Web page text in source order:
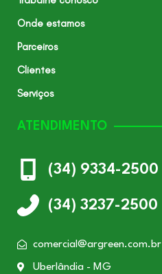
Onde estamos
Parceiros
Clientes
Serviços
ATENDIMENTO
(34) 9334-2500
(34) 3237-2500
comercial@argreen.com.br
Uberlândia - MG